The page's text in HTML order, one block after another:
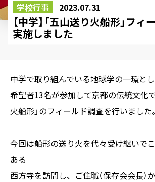
学校行事 2023.07.31
【中学】「五山送り火船形」フィ
実施しました
中学で取り組んでいる地球学の一環と
希望者13名が参加して京都の伝統文化
火船形」のフィールド調査を行いました。
今回は船形の送り火を代々受け継いで
ある
西方寺を訪問し、ご住職（保存会会長）